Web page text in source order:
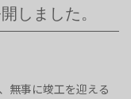
しました。
無事に竣工を迎える